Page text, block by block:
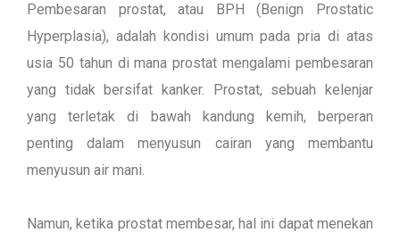
Pembesaran prostat, atau BPH (Benign Prostatic
Hyperplasia), adalah kondisi umum pada pria di atas
usia 50 tahun di mana prostat mengalami pembesaran
yang tidak bersifat kanker. Prostat, sebuah kelenjar
yang terletak di bawah kandung kemih, berperan
penting dalam menyusun cairan yang membantu
menyusun air mani.
Namun, ketika prostat membesar, hal ini dapat menekan